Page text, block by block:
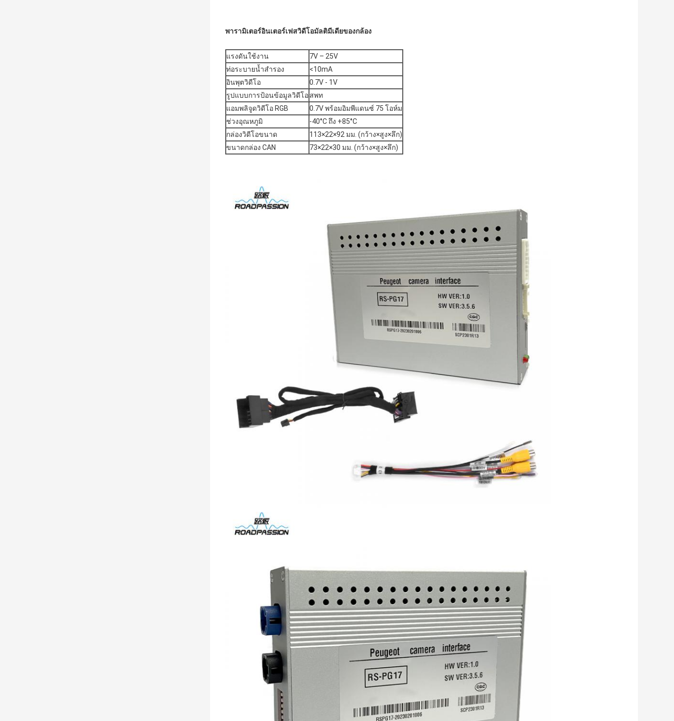
พารามิเตอร์อินเตอร์เฟสวิดีโอมัลติมีเดียของกล้อง
แรงดันใช้งาน
7V – 25V
ท่อระบายน้ำสำรอง
<10mA
อินพุตวิดีโอ
0.7V - 1V
รูปแบบการป้อนข้อมูลวิดีโอสพท
แอมพลิจูดวิดีโอ RGB
0.7V พร้อมอิมพีแดนซ์ 75 โอห์ม
ช่วงอุณหภูมิ
-40°C ถึง +85°C
กล่องวิดีโอขนาด
113×22×92 มม. (กว้าง×สูง×ลึก)
ขนาดกล่อง CAN
73×22×30 มม. (กว้าง×สูง×ลึก)